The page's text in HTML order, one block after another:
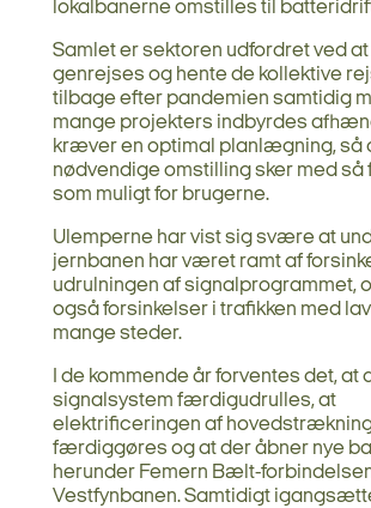
lokalbanerne omstilles til
Samlet er sektoren udfordret ved
genrejses og hente de kollektive
tilbage efter pandemien samtidig
mange projekters indbyrdes
kræver en optimal planlægning, så
nødvendige omstilling sker med så
som muligt for brugerne.
Ulemperne har vist sig svære at
jernbanen har været ramt af
udrulningen af signalprogrammet,
også forsinkelser i trafikken med
mange steder.
I de kommende år forventes det, at
signalsystem færdigudrulles, at
elektrificeringen af
færdiggøres og at der åbner nye
herunder Femern Bælt-
Vestfynbanen. Samtidigt